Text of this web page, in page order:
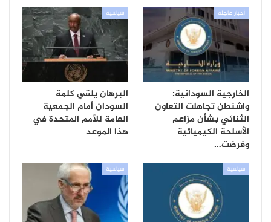
أخبار عاجلة
الخارجية السودانية:
واشنطن تجاهلت التعاون
الثنائي بشأن مزاعم
الأسلحة الكيميائية
وفرضت…
سياسية
البرهان يلقي كلمة
السودان أمام الجمعية
العامة للأمم المتحدة في
هذا الموعد
سياسية سياسية